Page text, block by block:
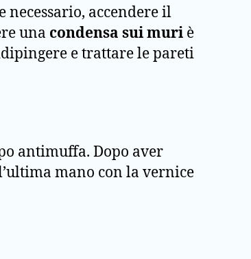
necessario, accendere il
una condensa sui muri è
e trattare le pareti
antimuffa. Dopo aver
mano con la vernice